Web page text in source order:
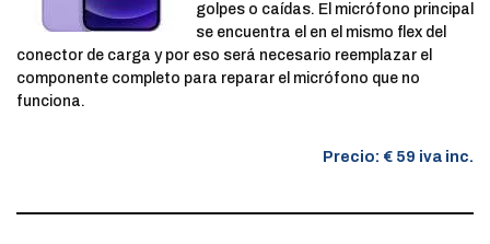
golpes o caídas. El micrófono principal
se encuentra el en el mismo flex del
conector de carga y por eso será necesario reemplazar el
componente completo para reparar el micrófono que no
funciona.
Precio: € 59 iva inc.